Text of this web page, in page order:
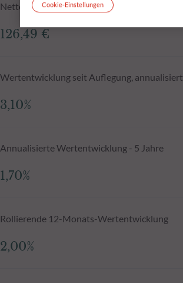
Nettoinventarwert N-1
126,49 €
Wertentwicklung seit Auflegung, annualisiert
3,10%
Annualisierte Wertentwicklung - 5 Jahre
1,70%
Rollierende 12-Monats-Wertentwicklung
2,00%
Cookie-Einstellungen